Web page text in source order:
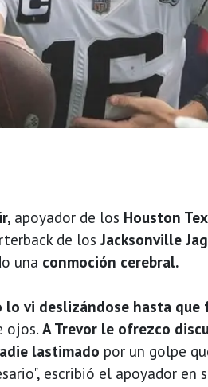
apoyador de los Houston
de los Jacksonville
una conmoción cerebral.
lo vi deslizándose hasta que
ojos. A Trevor le ofrezco
lastimado por un golpe
escribió el apoyador en